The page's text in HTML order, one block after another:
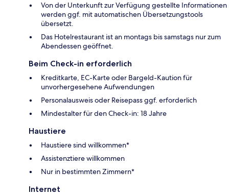
Von der Unterkunft zur Verfügung gestellte Informationen
werden ggf. mit automatischen Übersetzungstools
übersetzt.
Das Hotelrestaurant ist an montags bis samstags nur zum
Abendessen geöffnet.
Beim Check-in erforderlich
Kreditkarte, EC-Karte oder Bargeld-Kaution für
unvorhergesehene Aufwendungen
Personalausweis oder Reisepass ggf. erforderlich
Mindestalter für den Check-in: 18 Jahre
Haustiere
Haustiere sind willkommen*
Assistenztiere willkommen
Nur in bestimmten Zimmern*
Internet